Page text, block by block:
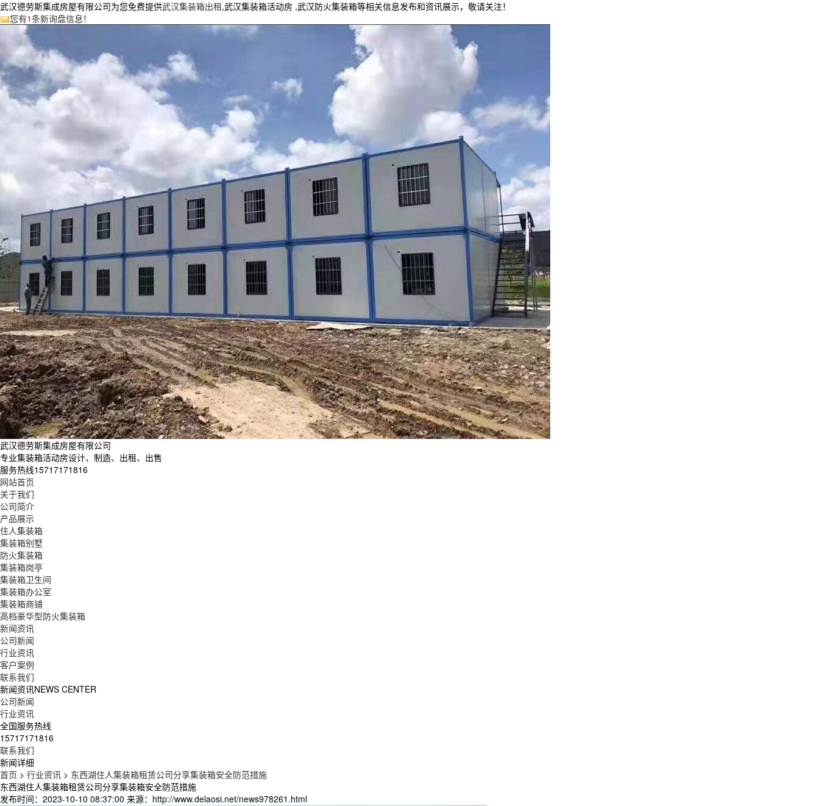
武汉德劳斯集成房屋有限公司为您免费提供武汉集装箱出租,武汉集装箱活动房 ,武汉防火集装箱等相关信息发布和资讯展示，敬请关注！
您有1条新询盘信息！
武汉德劳斯集成房屋有限公司
专业集装箱活动房设计、制造、出租、出售
服务热线15717171816
网站首页
关于我们
公司简介
产品展示
住人集装箱
集装箱别墅
防火集装箱
集装箱岗亭
集装箱卫生间
集装箱办公室
集装箱商铺
高档豪华型防火集装箱
新闻资讯
公司新闻
行业资讯
客户案例
联系我们
新闻资讯NEWS CENTER
公司新闻
行业资讯
全国服务热线
15717171816
联系我们
新闻详细
首页 > 行业资讯 > 东西湖住人集装箱租赁公司分享集装箱安全防范措施
东西湖住人集装箱租赁公司分享集装箱安全防范措施
发布时间：2023-10-10 08:37:00 来源：http://www.delaosi.net/news978261.html